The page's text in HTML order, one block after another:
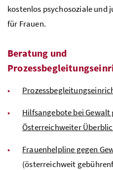
kostenlos psychosoziale und
für Frauen.
Beratung und
Hilfsangebote bei Gewalt
Österreichweiter
Frauenhelpline gegen
(österreichweit